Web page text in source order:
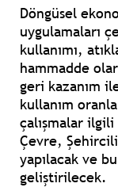
Döngüsel
uygulamaları
kullanımı,
hammadde
geri kazanım
kullanım
çalışmalar
Çevre,
yapılacak ve
geliştirilecek.